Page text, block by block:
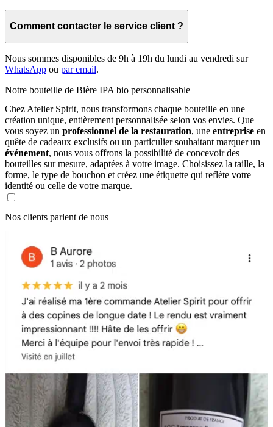
Comment contacter le service client ?
Nous sommes disponibles de 9h à 19h du lundi au vendredi sur
WhatsApp ou par email.
Notre bouteille de Bière IPA bio personnalisable
Chez Atelier Spirit, nous transformons chaque bouteille en une
création unique, entièrement personnalisée selon vos envies. Que
vous soyez un professionnel de la restauration, une entreprise en
quête de cadeaux exclusifs ou un particulier souhaitant marquer un
événement, nous vous offrons la possibilité de concevoir des
bouteilles sur mesure, adaptées à votre image. Choisissez la taille, la
forme, le type de bouchon et créez une étiquette qui reflète votre
identité ou celle de votre marque.
Nos clients parlent de nous